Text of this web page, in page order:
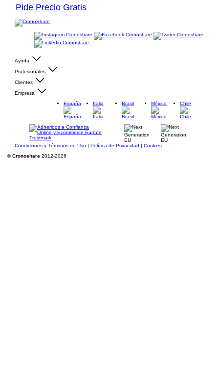
Pide Precio Gratis
Ayuda
Profesionales
Clientes
Empresa
España
Italia Brasil México Chile
Condiciones y Términos de Uso | Política de Privacidad | Cookies
©Cronoshare 2012-2026